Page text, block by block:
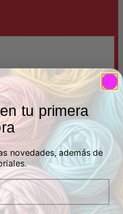
tu primera
novedades, además de